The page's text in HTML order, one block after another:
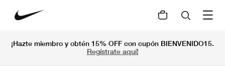
¡Hazte miembro y obtén 15% OFF con cupón BIENVENIDO15.
Regístrate aquí!